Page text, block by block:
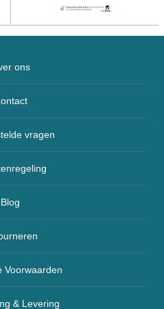
ons
vragen
Blog
Voorwaarden
& Levering